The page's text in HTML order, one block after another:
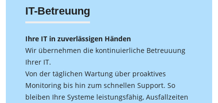
IT-Betreuung
Ihre IT in zuverlässigen Händen
Wir übernehmen die kontinuierliche Betreuuung
Ihrer IT.
Von der täglichen Wartung über proaktives
Monitoring bis hin zum schnellen Support. So
bleiben Ihre Systeme leistungsfähig, Ausfallzeiten